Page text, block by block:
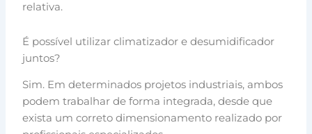
relativa.
É possível utilizar climatizador e desumidificador
juntos?
Sim. Em determinados projetos industriais, ambos
podem trabalhar de forma integrada, desde que
exista um correto dimensionamento realizado por